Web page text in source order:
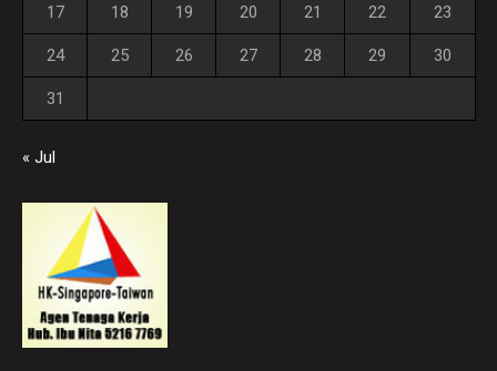
17 18 19 20 21 22 23
24 25 26 27 28 29 30
31
« Jul